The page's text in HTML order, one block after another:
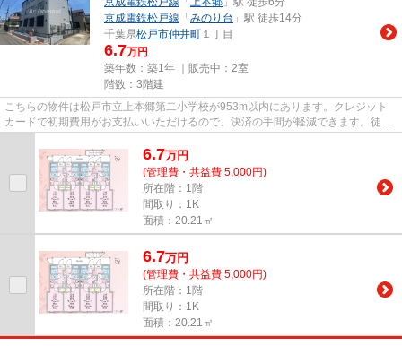
京成電鉄松戸線 「 みのり台 」駅 徒歩14分
千葉県松戸市仲井町 １丁目
6.7万円
築年数：築1年 ｜販売中： 2室
階数：3階建
こちらの物件は松戸市立上本郷第二小学校が953m以内にあります。クレジット
カードで初期費用がお支払いいただけるので、決済の手間が軽減できます。徒歩
6.7万円
(管理費・共益費 5,000円)
所在階：1階
間取り：1K
面積：20.21㎡
6.7万円
(管理費・共益費 5,000円)
所在階：1階
間取り：1K
面積：20.21㎡